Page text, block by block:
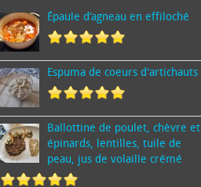
Épaule d’agneau en effiloché
Espuma de cœurs d'artichauts
Ballottine de poulet, chèvre et
épinards, lentilles, tuile de
peau, jus de volaille crémé